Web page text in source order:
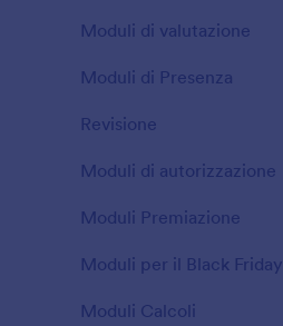
Moduli di valutazione
Moduli di Presenza
Revisione
Moduli di autorizzazione
Moduli Premiazione
Moduli per il Black Friday
Moduli Calcoli